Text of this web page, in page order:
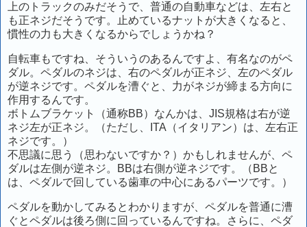
上のトラックのみだそうで、普通の自動車などは、左右と
も正ネジだそうです。止めているナットが大きくなると、
慣性の力も大きくなるからでしょうかね？
自転車もですね、そういうのあるんですよ、有名なのがペ
ダル。ペダルのネジは、右のペダルが正ネジ、左のペダル
が逆ネジです。ペダルを漕ぐと、力がネジが締まる方向に
作用するんです。
ボトムブラケット（通称BB）なんかは、JIS規格は右が逆
ネジ左が正ネジ。（ただし、ITA（イタリアン）は、左右正
ネジです。）
不思議に思う（思わないですか？）かもしれませんが、ペ
ダルは左側が逆ネジ。BBは右側が逆ネジです。（BBと
は、ペダルで回している歯車の中心にあるパーツです。）
ペダルを動かしてみるとわかりますが、ペダルを普通に漕
ぐとペダルは後ろ側に回っているんですね。さらに、ペダ